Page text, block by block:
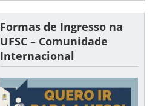
Formas de Ingresso na
UFSC – Comunidade
Internacional